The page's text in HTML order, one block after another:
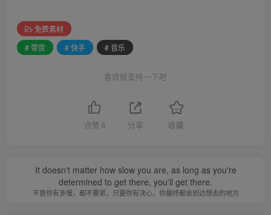
免费素材
# 带货
# 快手 # 音乐
喜欢就支持一下吧
点赞 8 分享 收藏
It doesn't matter how slow you are, as long as you're
determined to get there, you'll get there.
不管你有多慢，都不要紧，只要你有决心，你最终都会到达想去的地方